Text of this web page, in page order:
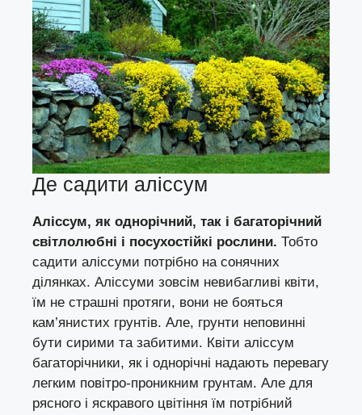
Де садити аліссум
Аліссум, як однорічний, так і багаторічний
світлолюбні і посухостійкі рослини. Тобто
садити аліссуми потрібно на сонячних
ділянках. Аліссуми зовсім невибагливі квіти,
їм не страшні протяги, вони не бояться
кам’янистих грунтів. Але, грунти неповинні
бути сирими та забитими. Квіти аліссум
багаторічники, як і однорічні надають перевагу
легким повітро-проникним грунтам. Але для
рясного і яскравого цвітіння їм потрібний